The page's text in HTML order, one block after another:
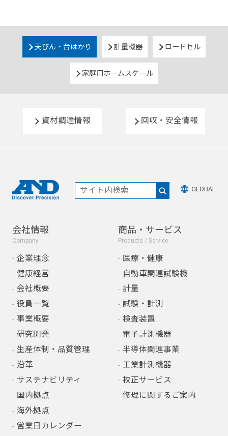
天びん・台はかり 計量機器 ロードセル
家庭用ホームスケール
資材調達情報 回収・安全情報
GLOBAL
会社情報
Company
企業理念
健康経営
会社概要
役員一覧
事業概要
研究開発
生産体制・品質管理
沿革
サステナビリティ
国内拠点
海外拠点
営業日カレンダー
商品・サービス
Products / Service
医療・健康
自動車関連試験機
計量
試験・計測
検査装置
電子計測機器
半導体関連事業
工業計測機器
校正サービス
修理に関するご案内